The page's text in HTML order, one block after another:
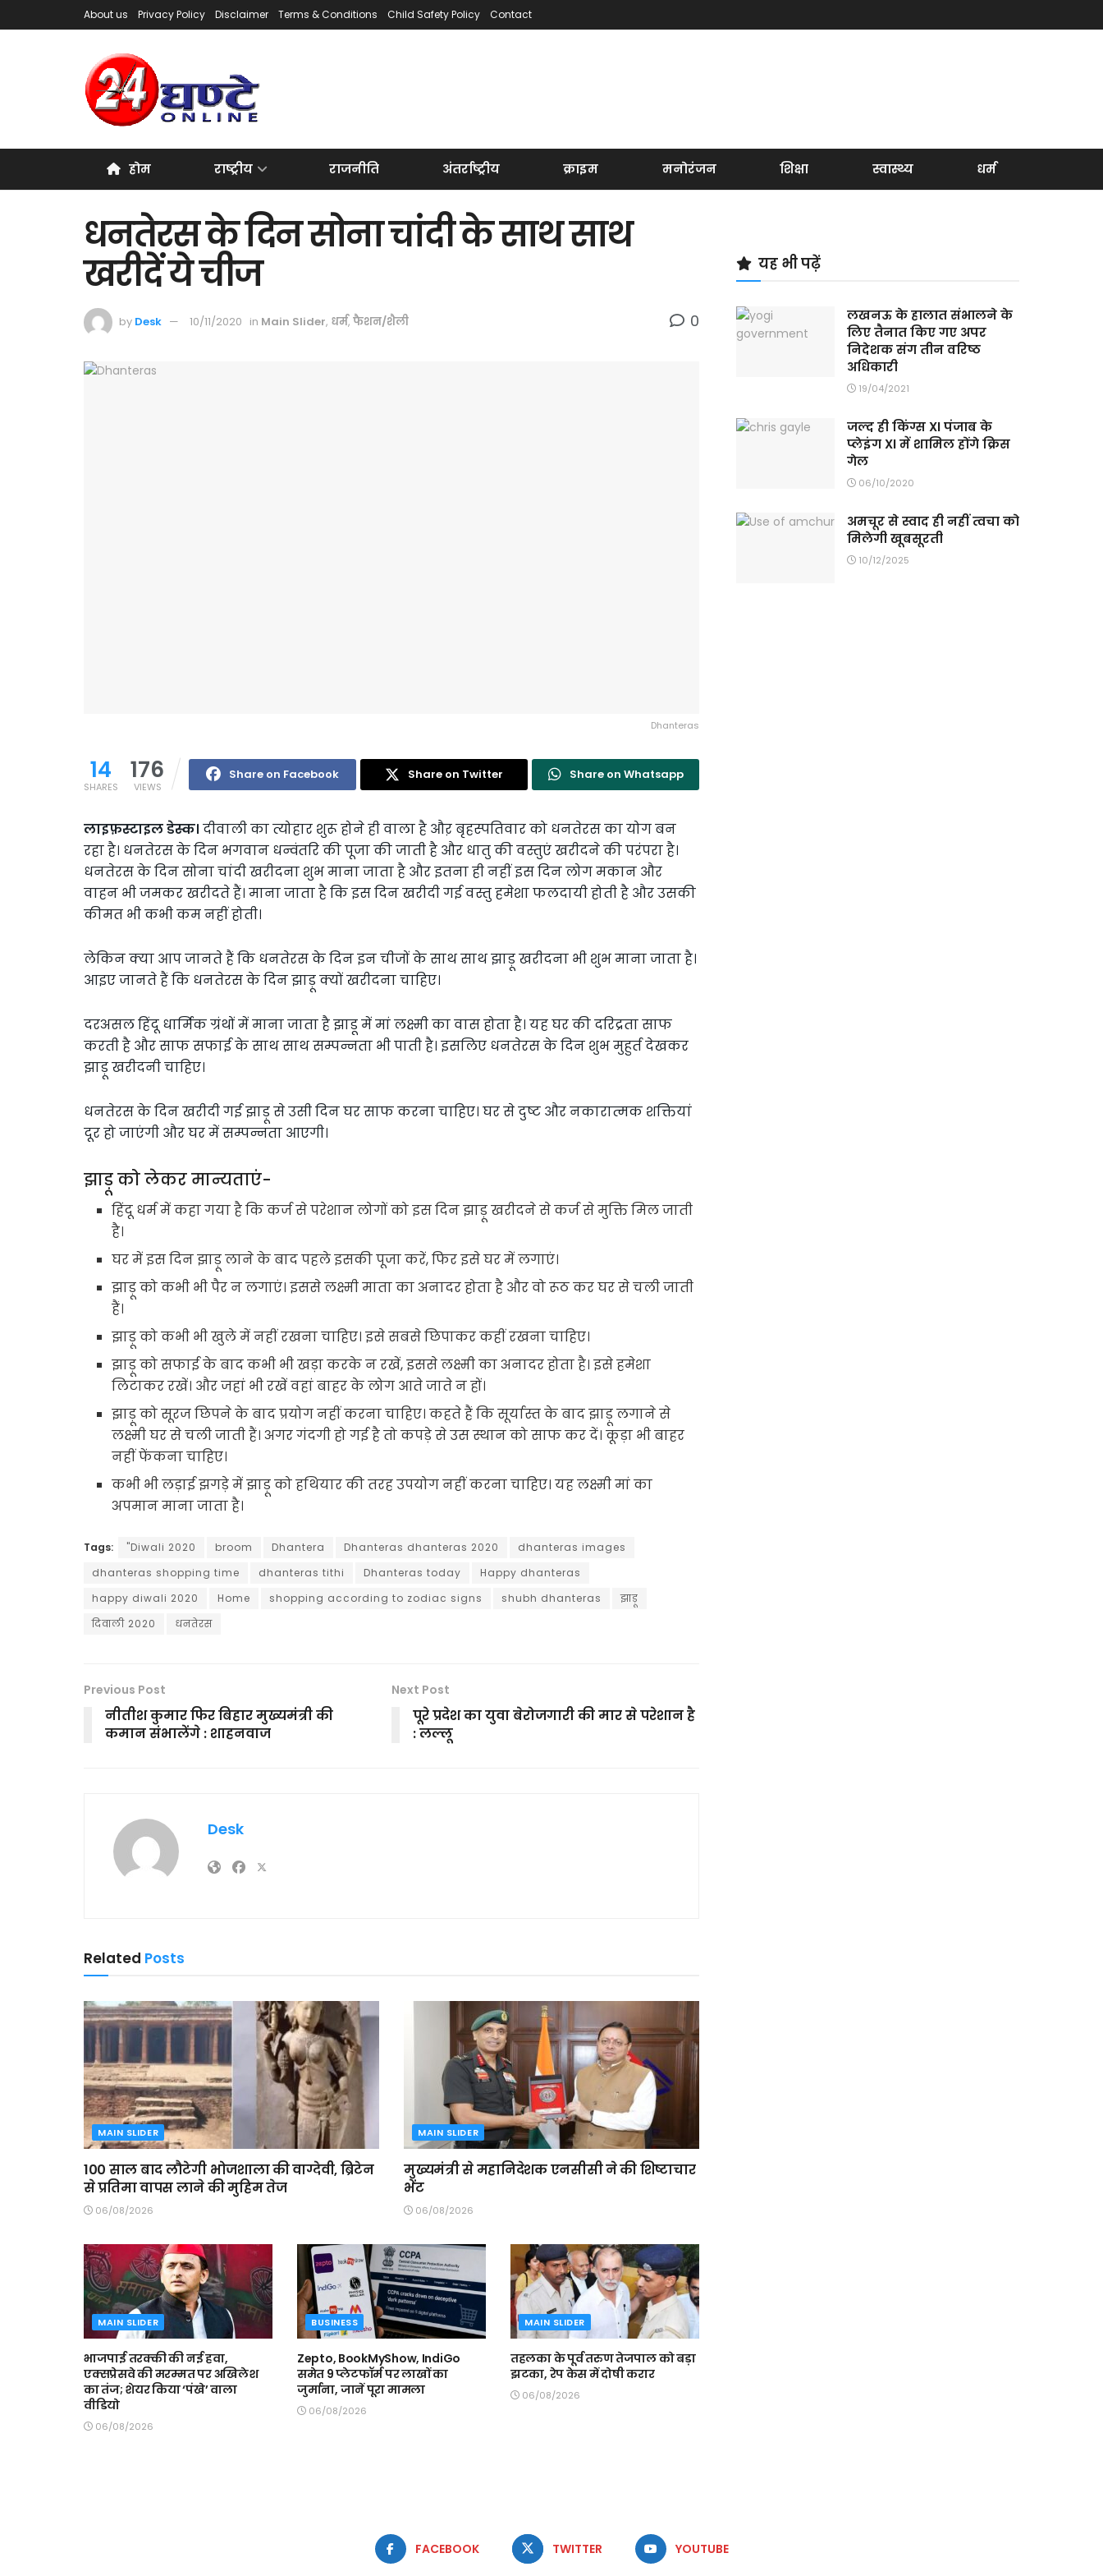
About us Privacy Policy Disclaimer Terms & Conditions Child Safety Policy Contact
होम राष्ट्रीय राजनीति अंतर्राष्ट्रीय क्राइम मनोरंजन शिक्षा स्वास्थ्य धर्म
धनतेरस के दिन सोना चांदी के साथ साथ
खरीदें ये चीज
by Desk 10/11/2020 in Main Slider, धर्म, फैशन/शैली 0
Dhanteras
14
SHARES
176
VIEWS
Share on Facebook Share on Twitter Share on Whatsapp
लाइफ़स्टाइल डेस्क। दीवाली का त्योहार शुरू होने ही वाला है औऱ बृहस्पतिवार को धनतेरस का योग बन
रहा है। धनतेरस के दिन भगवान धन्वंतरि की पूजा की जाती है और धातु की वस्तुएं खरीदने की परंपरा है।
धनतेरस के दिन सोना चांदी खरीदना शुभ माना जाता है और इतना ही नहीं इस दिन लोग मकान और
वाहन भी जमकर खरीदते हैं। माना जाता है कि इस दिन खरीदी गई वस्तु हमेशा फलदायी होती है और उसकी
कीमत भी कभी कम नहीं होती।
लेकिन क्या आप जानते हैं कि धनतेरस के दिन इन चीजों के साथ साथ झाड़ू खरीदना भी शुभ माना जाता है।
आइए जानते हैं कि धनतेरस के दिन झाड़ू क्यों खरीदना चाहिए।
दरअसल हिंदू धार्मिक ग्रंथों में माना जाता है झाडू में मां लक्ष्मी का वास होता है। यह घर की दरिद्रता साफ
करती है और साफ सफाई के साथ साथ सम्पन्नता भी पाती है। इसलिए धनतेरस के दिन शुभ मुहुर्त देखकर
झाड़ू खरीदनी चाहिए।
धनतेरस के दिन खरीदी गई झाड़ू से उसी दिन घर साफ करना चाहिए। घर से दुष्ट और नकारात्मक शक्तियां
दूर हो जाएंगी और घर में सम्पन्नता आएगी।
झाड़ू को लेकर मान्यताएं-
हिंदू धर्म में कहा गया है कि कर्ज से परेशान लोगों को इस दिन झाड़ू खरीदने से कर्ज से मुक्ति मिल जाती
है।
घर में इस दिन झाड़ू लाने के बाद पहले इसकी पूजा करें, फिर इसे घर में लगाएं।
झाड़ू को कभी भी पैर न लगाएं। इससे लक्ष्मी माता का अनादर होता है और वो रूठ कर घर से चली जाती
हैं।
झाड़ू को कभी भी खुले में नहीं रखना चाहिए। इसे सबसे छिपाकर कहीं रखना चाहिए।
झाड़ू को सफाई के बाद कभी भी खड़ा करके न रखें, इससे लक्ष्मी का अनादर होता है। इसे हमेशा
लिटाकर रखें। और जहां भी रखें वहां बाहर के लोग आते जाते न हों।
झाड़ू को सूरज छिपने के बाद प्रयोग नहीं करना चाहिए। कहते हैं कि सूर्यास्त के बाद झाड़ू लगाने से
लक्ष्मी घर से चली जाती हैं। अगर गंदगी हो गई है तो कपड़े से उस स्थान को साफ कर दें। कूड़ा भी बाहर
नहीं फेंकना चाहिए।
कभी भी लड़ाई झगड़े में झाड़ू को हथियार की तरह उपयोग नहीं करना चाहिए। यह लक्ष्मी मां का
अपमान माना जाता है।
Tags: "Diwali 2020 broom Dhantera Dhanteras dhanteras 2020
dhanteras images
dhanteras shopping time
dhanteras tithi Dhanteras today
Happy dhanteras
happy diwali 2020
Home shopping according to zodiac signs shubh dhanteras
झाड़ू
दिवाली 2020
धनतेरस
Previous Post
नीतीश कुमार फिर बिहार मुख्यमंत्री की
कमान संभालेंगे : शाहनवाज
Next Post
पूरे प्रदेश का युवा बेरोजगारी की मार से परेशान है
: लल्लू
Desk
Related Posts
MAIN SLIDER
100 साल बाद लौटेगी भोजशाला की वाग्देवी, ब्रिटेन
से प्रतिमा वापस लाने की मुहिम तेज
06/08/2026
MAIN SLIDER
मुख्यमंत्री से महानिदेशक एनसीसी ने की शिष्टाचार
भेंट
06/08/2026
MAIN SLIDER
भाजपाई तरक्की की नई हवा,
एक्सप्रेसवे की मरम्मत पर अखिलेश
का तंज; शेयर किया ‘पंखे’ वाला
वीडियो
06/08/2026
BUSINESS
Zepto, BookMyShow, IndiGo
समेत 9 प्लेटफॉर्म पर लाखों का
जुर्माना, जानें पूरा मामला
06/08/2026
MAIN SLIDER
तहलका के पूर्व तरुण तेजपाल को बड़ा
झटका, रेप केस में दोषी करार
06/08/2026
यह भी पढ़ें
लखनऊ के हालात संभालने के
लिए तैनात किए गए अपर
निदेशक संग तीन वरिष्ठ
अधिकारी
19/04/2021
जल्द ही किंग्स XI पंजाब के
प्लेइंग XI में शामिल होंगे क्रिस
गेल
06/10/2020
अमचूर से स्वाद ही नहीं त्वचा को
मिलेगी खूबसूरती
10/12/2025
FACEBOOK TWITTER YOUTUBE